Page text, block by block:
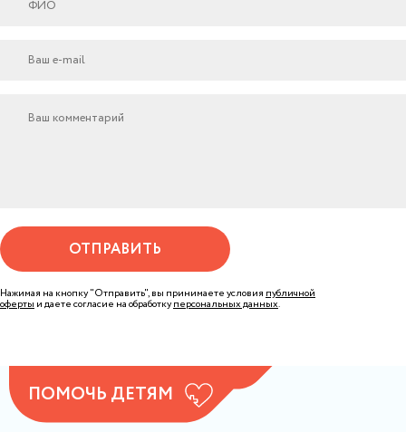
ОТПРАВИТЬ
Нажимая на кнопку "Отправить", вы принимаете условия публичной
оферты и даете согласие на обработкуперсональных данных.
ПОМОЧЬ ДЕТЯМ